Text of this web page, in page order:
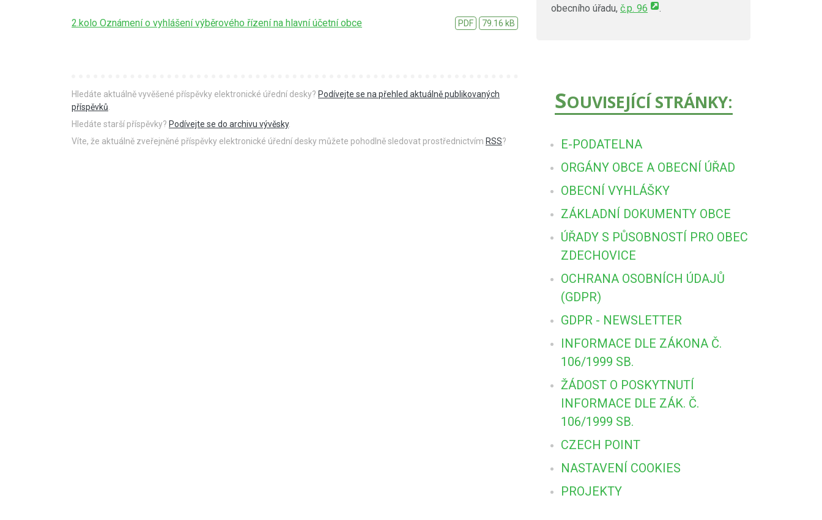
2.kolo Oznámení o vyhlášení výběrového řízení na hlavní účetní obce PDF 79.16 kB
Hledáte aktuálně vyvěšené příspěvky elektronické úřední desky? Podívejte se na přehled aktuálně publikovaných
příspěvků
Hledáte starší příspěvky? Podívejte se do archivu vývěsky.
Víte, že aktuálně zveřejněné příspěvky elektronické úřední desky můžete pohodlně sledovat prostřednictvím RSS?
obecního úřadu, č.p. 96 .
SOUVISEJÍCÍ STRÁNKY:
E-PODATELNA
ORGÁNY OBCE A OBECNÍ ÚŘAD
OBECNÍ VYHLÁŠKY
ZÁKLADNÍ DOKUMENTY OBCE
ÚŘADY S PŮSOBNOSTÍ PRO OBEC
ZDECHOVICE
OCHRANA OSOBNÍCH ÚDAJŮ
(GDPR)
GDPR - NEWSLETTER
INFORMACE DLE ZÁKONA Č.
106/1999 SB.
ŽÁDOST O POSKYTNUTÍ
INFORMACE DLE ZÁK. Č.
106/1999 SB.
CZECH POINT
NASTAVENÍ COOKIES
PROJEKTY